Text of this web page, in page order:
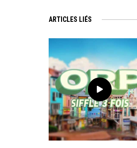
ARTICLES LIÉS